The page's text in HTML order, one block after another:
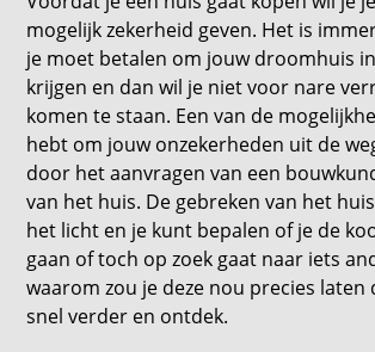
mogelijk zekerheid geven. Het is
je moet betalen om jouw droomhuis
krijgen en dan wil je niet voor nare
komen te staan. Een van de
hebt om jouw onzekerheden uit de
door het aanvragen van een
van het huis. De gebreken van het
het licht en je kunt bepalen of je de
gaan of toch op zoek gaat naar iets
waarom zou je deze nou precies laten
snel verder en ontdek.